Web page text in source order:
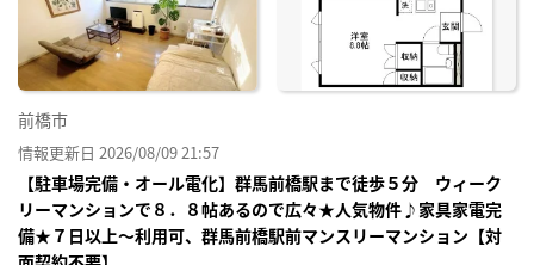
前橋市
情報更新日 2026/08/09 21:57
【駐車場完備・オール電化】群馬前橋駅まで徒歩５分 ウィーク
リーマンションで８．８帖あるので広々★人気物件♪家具家電完
備★７日以上～利用可、群馬前橋駅前マンスリーマンション【対